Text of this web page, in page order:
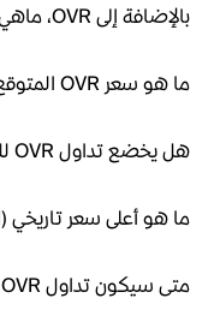
بالإضافة إلى OVR، ماهي أكثر الأصول الرقمية الشائعة؟
ما هو سعر OVR المتوقع خلال السنوات الخمس القادمة؟
هل يخضع تداول OVR للضرائب؟
ما هو أعلى سعر تاريخي (ATH) لعملة OVR؟
متى سيكون تداول OVR متاحاً على منصة رين؟